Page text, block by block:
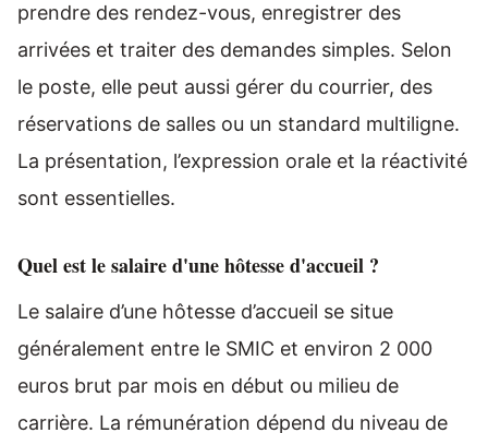
prendre des rendez-vous, enregistrer des
arrivées et traiter des demandes simples. Selon
le poste, elle peut aussi gérer du courrier, des
réservations de salles ou un standard multiligne.
La présentation, l’expression orale et la réactivité
sont essentielles.
Quel est le salaire d'une hôtesse d'accueil ?
Le salaire d’une hôtesse d’accueil se situe
généralement entre le SMIC et environ 2 000
euros brut par mois en début ou milieu de
carrière. La rémunération dépend du niveau de